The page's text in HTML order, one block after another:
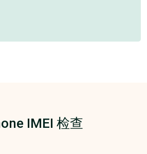
IMEI 检查